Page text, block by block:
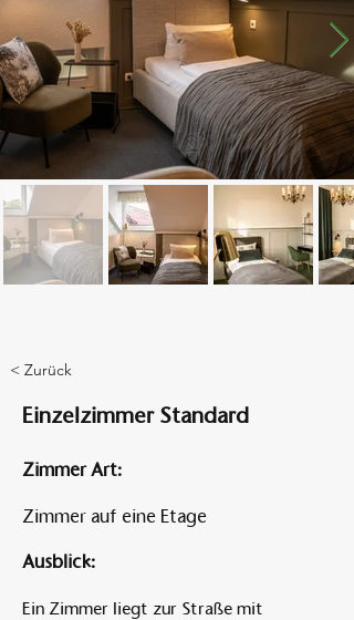
< Zurück
Einzelzimmer Standard
Zimmer Art:
Zimmer auf eine Etage
Ausblick:
Ein Zimmer liegt zur Straße mit